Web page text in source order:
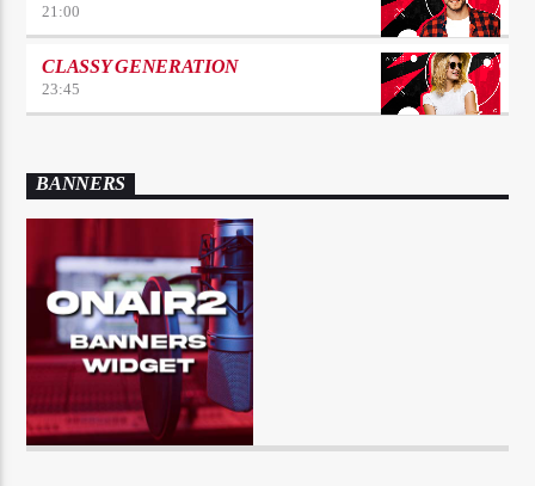
21:00
CLASSY GENERATION
23:45
BANNERS